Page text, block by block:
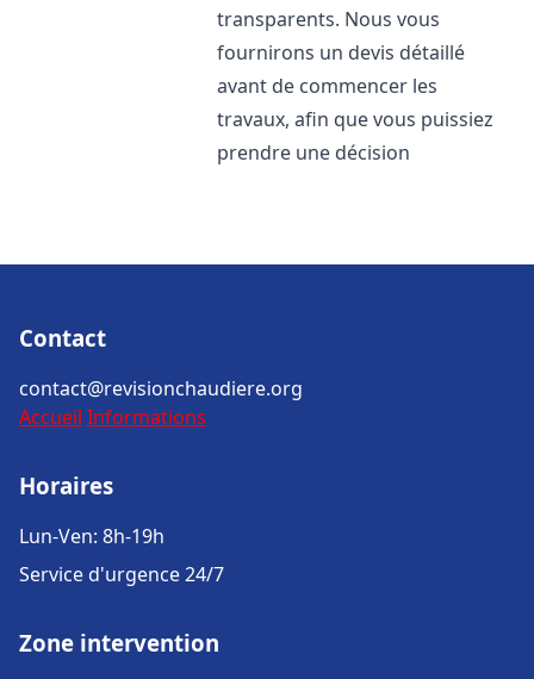
transparents. Nous vous
fournirons un devis détaillé
avant de commencer les
travaux, afin que vous puissiez
prendre une décision
Contact
contact@revisionchaudiere.org
Accueil Informations
Horaires
Lun-Ven: 8h-19h
Service d'urgence 24/7
Zone intervention